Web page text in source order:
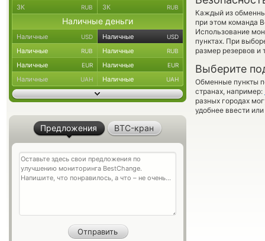
Каждый из
при этом команда
Использование
пунктах. При
размер резервов и
Выберите
Обменные пункты
странах, например:
разных городах
удобнее ввести
ЗК RUB ЗК RUB
Наличные деньги
Наличные USD Наличные USD
Наличные RUB Наличные RUB
Наличные EUR Наличные EUR
Наличные UAH Наличные UAH
Предложения BTC-кран